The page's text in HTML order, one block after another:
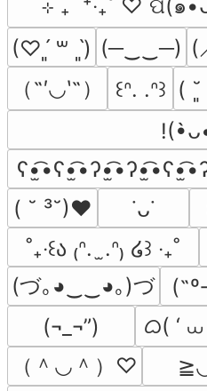
⊹ ₊  ⁺‧₊˚ ♡ ପ(๑
(♡ˊ͈ ꒳ ˋ͈) (─‿‿─)
（˶′◡‵˶）
꒰ᐢ. .ᐢ꒱ (
( ˘ ³˘)♥
˙ᴗ˙
˚₊‧꒰ა ₍ᐢ.  ̫.ᐢ₎ ໒꒱ ‧₊˚
(づ｡◕‿‿◕｡)づ
(¬_¬”)
ᜊ( ‘
（＾◡＾）♡